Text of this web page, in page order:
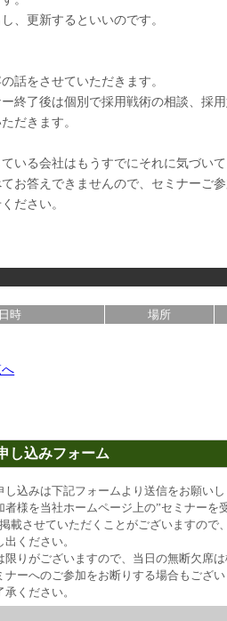
、更新するといいのです。
話をさせていただきます。
終了後は個別で採用戦術の相談、採
だきます。
いる会社はもうすでにそれに気づい
お答えできませんので、セミナーご
ださい。
日時 場所
し込みフォーム
し込みは下記フォームより送信をお願い
様を当社ホームページ上の”セミナーを
載させていただくことがございますので
ください。
限りがございますので、当日の無断欠席
ナーへのご参加をお断りする場合もござ
ください。